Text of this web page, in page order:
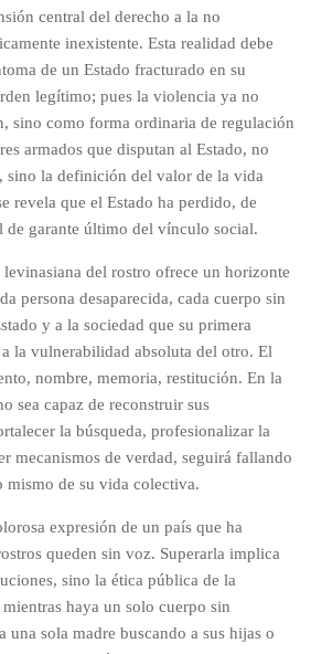
central del derecho a la no
inexistente. Esta realidad debe
de un Estado fracturado en su
legítimo; pues la violencia ya no
sino como forma ordinaria de regulación
armados que disputan al Estado, no
sino la definición del valor de la vida
revela que el Estado ha perdido, de
de garante último del vínculo social.
del rostro ofrece un horizonte
persona desaparecida, cada cuerpo sin
y a la sociedad que su primera
la vulnerabilidad absoluta del otro. El
nombre, memoria, restitución. En la
sea capaz de reconstruir sus
la búsqueda, profesionalizar la
mecanismos de verdad, seguirá fallando
mismo de su vida colectiva.
expresión de un país que ha
queden sin voz. Superarla implica
sino la ética pública de la
haya un solo cuerpo sin
una sola madre buscando a sus hijas o